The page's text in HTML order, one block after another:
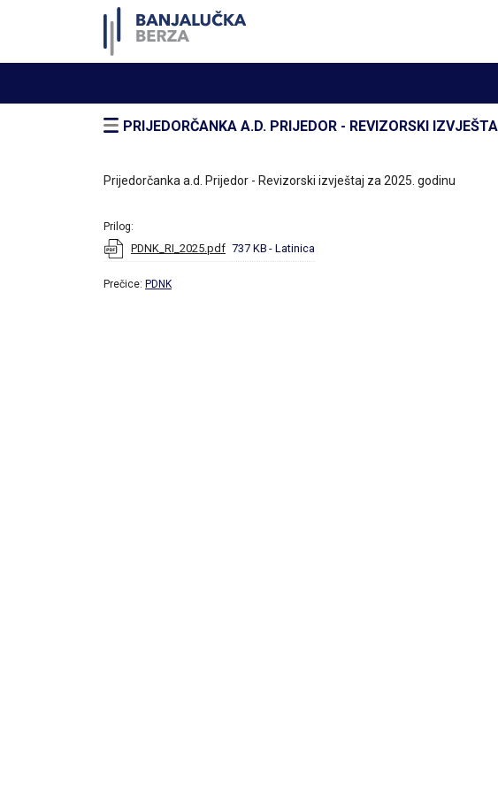
PRIJEDORČANKA A.D. PRIJEDOR - REVIZORSKI
Prijedorčanka a.d. Prijedor - Revizorski izvještaj za 2025. godinu
Prilog:
PDNK_RI_2025.pdf 737 KB - Latinica
Prečice: PDNK